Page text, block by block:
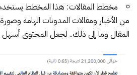
مخطط المقالات: هذا المخطط
من الأخبار ومقالات المدونات الهامة
المقال وما إلى ذلك.. لجعل المحتوى